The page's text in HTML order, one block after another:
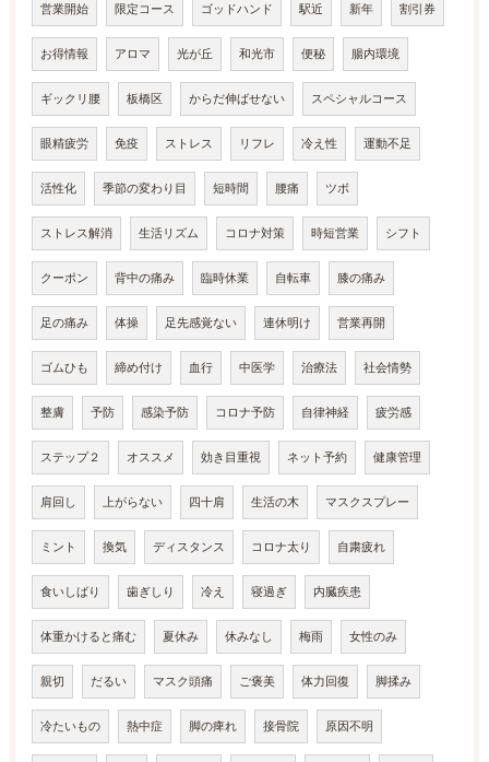
営業開始 限定コース ゴッドハンド 駅近 新年 割引券
お得情報 アロマ 光が丘 和光市 便秘 腸内環境
ギックリ腰 板橋区 からだ伸ばせない スペシャルコース
眼精疲労 免疫 ストレス リフレ 冷え性 運動不足
活性化 季節の変わり目 短時間 腰痛 ツボ
ストレス解消 生活リズム コロナ対策 時短営業 シフト
クーポン 背中の痛み 臨時休業 自転車 膝の痛み
足の痛み 体操 足先感覚ない 連休明け 営業再開
ゴムひも 締め付け 血行 中医学 治療法 社会情勢
整膚 予防 感染予防 コロナ予防 自律神経 疲労感
ステップ２ オススメ 効き目重視 ネット予約 健康管理
肩回し 上がらない 四十肩 生活の木 マスクスプレー
ミント 換気 ディスタンス コロナ太り 自粛疲れ
食いしばり 歯ぎしり 冷え 寝過ぎ 内臓疾患
体重かけると痛む 夏休み 休みなし 梅雨 女性のみ
親切 だるい マスク頭痛 ご褒美 体力回復 脚揉み
冷たいもの 熱中症 脚の痺れ 接骨院 原因不明